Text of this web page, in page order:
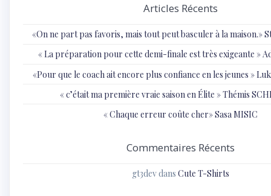
Articles Récents
«On ne part pas favoris, mais tout peut basculer à la maison.»
« ⁠La préparation pour cette demi-finale est très exigeante »
«Pour que le coach ait encore plus confiance en les jeunes »
« c’était ma première vraie saison en Élite » Thémis
« Chaque erreur coûte cher» Sasa MISIC
Commentaires Récents
gt3devdans Cute T-Shirts